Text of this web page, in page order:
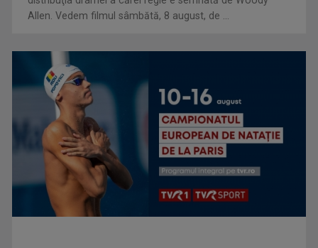
Universitatea de Vară, la Băile Tușnad | VIDEO
Allen. Vedem filmul sâmbătă, 8 august, de ...